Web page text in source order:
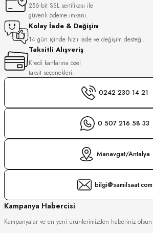
256-bit SSL sertifikası ile
güvenli ödeme imkanı.
Kolay İade & Değişim
14 gün içinde hızlı iade ve değişim desteği.
Taksitli Alışveriş
Kredi kartlarına özel
taksit seçenekleri.
0242 230 14 21
0 507 216 58 33
Manavgat/Antalya
bilgi@samilsaat.com
Kampanya Habercisi
Kampanyalar ve en yeni ürünlerimizden haberiniz olsun